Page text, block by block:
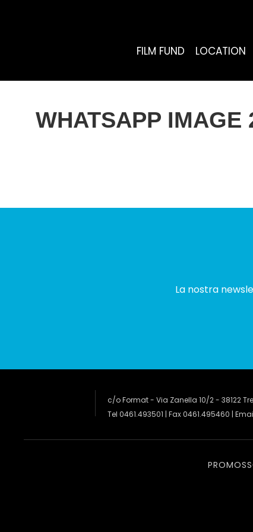
FILM FUND LOCATION
WHATSAPP IMAGE
La nostra
c/o Format - Via Zanella 10/2 - 38122
Tel 0461.493501 | Fax 0461.495460 |